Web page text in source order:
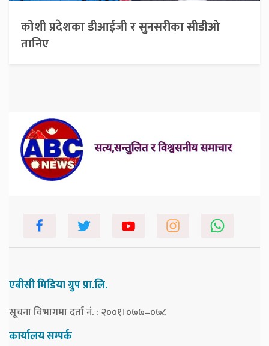
कोशी प्रदेशका डीआईजी र सुनसरीका सीडीओ
तानिए
एबीसी मिडिया ग्रुप प्रा.लि.
सूचना विभागमा दर्ता नं. : २००१।०७७–०७८
कार्यालय सम्पर्क